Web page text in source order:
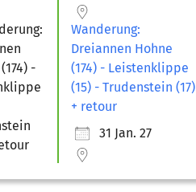
Wanderung:
Dreiannen Hohne
(174) - Leistenklippe
(15) - Trudenstein (17)
+ retour
31 Jan. 27